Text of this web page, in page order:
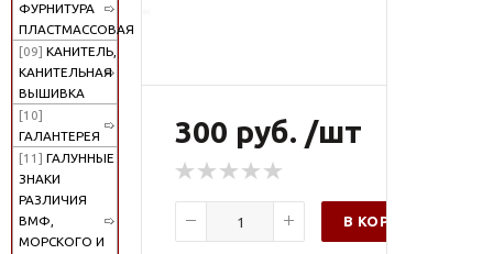
ФУРНИТУРА
ПЛАСТМАССОВАЯ
[09] КАНИТЕЛЬ,
КАНИТЕЛЬНАЯ
ВЫШИВКА
[10]
ГАЛАНТЕРЕЯ
[11] ГАЛУННЫЕ
ЗНАКИ
РАЗЛИЧИЯ
ВМФ,
МОРСКОГО И
300 руб. /шт
В КОРЗИНУ